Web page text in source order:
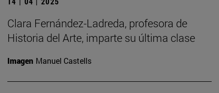
Clara Fernández-Ladreda, profesora de
Historia del Arte, imparte su última clase
Imagen Manuel Castells